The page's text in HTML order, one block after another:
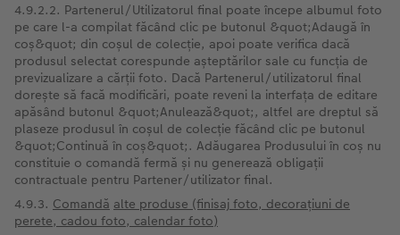
4.9.2.2. Partenerul/Utilizatorul final poate începe albumul foto
pe care l-a compilat făcând clic pe butonul &quot;Adaugă în
coș&quot; din coșul de colecție, apoi poate verifica dacă
produsul selectat corespunde așteptărilor sale cu funcția de
previzualizare a cărții foto. Dacă Partenerul/utilizatorul final
dorește să facă modificări, poate reveni la interfața de editare
apăsând butonul &quot;Anulează&quot;, altfel are dreptul să
plaseze produsul în coșul de colecție făcând clic pe butonul
&quot;Continuă în coș&quot;. Adăugarea Produsului în coș nu
constituie o comandă fermă și nu generează obligații
contractuale pentru Partener/utilizator final.
4.9.3. Comandă alte produse (finisaj foto, decorațiuni de
perete, cadou foto, calendar foto)